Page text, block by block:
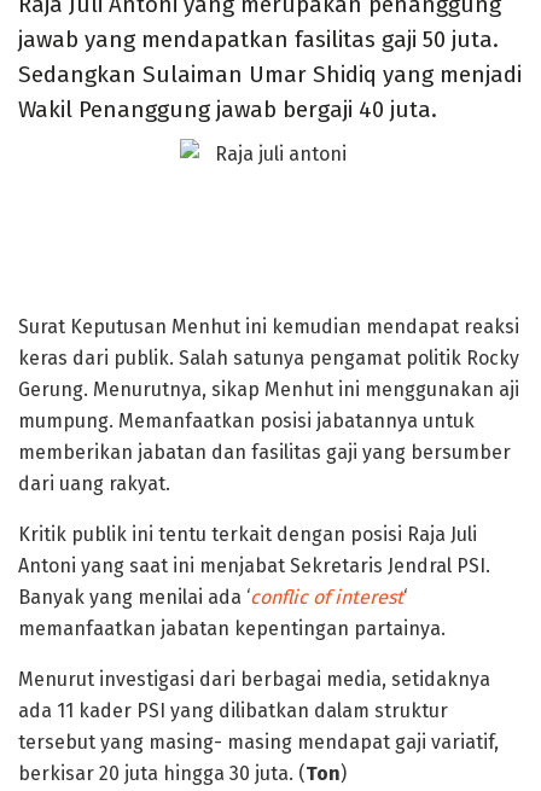
jawab yang mendapatkan fasilitas gaji 50 juta.
Sedangkan Sulaiman Umar Shidiq yang menjadi
Wakil Penanggung jawab bergaji 40 juta.
Surat Keputusan Menhut ini kemudian mendapat reaksi
keras dari publik. Salah satunya pengamat politik Rocky
Gerung. Menurutnya, sikap Menhut ini menggunakan aji
mumpung. Memanfaatkan posisi jabatannya untuk
memberikan jabatan dan fasilitas gaji yang bersumber
dari uang rakyat.
Kritik publik ini tentu terkait dengan posisi Raja Juli
Antoni yang saat ini menjabat Sekretaris Jendral PSI.
Banyak yang menilai ada ‘conflic of interest‘
memanfaatkan jabatan kepentingan partainya.
Menurut investigasi dari berbagai media, setidaknya
ada 11 kader PSI yang dilibatkan dalam struktur
tersebut yang masing- masing mendapat gaji variatif,
berkisar 20 juta hingga 30 juta. (Ton)